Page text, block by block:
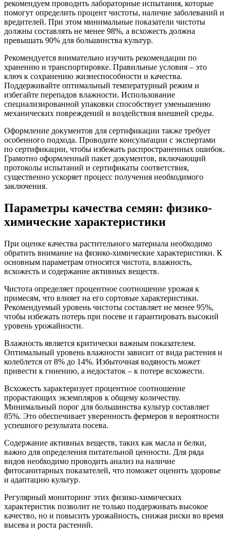
рекомендуем проводить лабораторные испытания, которые
помогут определить процент чистоты, наличие заболеваний и
вредителей. При этом минимальные показатели чистоты
должны составлять не менее 98%, а всхожесть должна
превышать 90% для большинства культур.
Рекомендуется внимательно изучить рекомендации по
хранению и транспортировке. Правильные условия – это
ключ к сохранению жизнеспособности и качества.
Поддерживайте оптимальный температурный режим и
избегайте перепадов влажности. Использование
специализированной упаковки способствует уменьшению
механических повреждений и воздействия внешней среды.
Оформление документов для сертификации также требует
особенного подхода. Проводите консультации с экспертами
по сертификации, чтобы избежать распространенных ошибок.
Грамотно оформленный пакет документов, включающий
протоколы испытаний и сертификаты соответствия,
существенно ускоряет процесс получения необходимого
заключения.
Параметры качества семян: физико-
химические характеристики
При оценке качества растительного материала необходимо
обратить внимание на физико-химические характеристики. К
основным параметрам относятся чистота, влажность,
всхожесть и содержание активных веществ.
Чистота определяет процентное соотношение урожая к
примесям, что влияет на его сортовые характеристики.
Рекомендуемый уровень чистоты составляет не менее 95%,
чтобы избежать потерь при посеве и гарантировать высокий
уровень урожайности.
Влажность является критически важным показателем.
Оптимальный уровень влажности зависит от вида растения и
колеблется от 8% до 14%. Избыточная водяность может
привести к гниению, а недостаток – к потере всхожести.
Всхожесть характеризует процентное соотношение
прорастающих экземпляров к общему количеству.
Минимальный порог для большинства культур составляет
85%. Это обеспечивает уверенность фермеров в вероятности
успешного результата посева.
Содержание активных веществ, таких как масла и белки,
важно для определения питательной ценности. Для ряда
видов необходимо проводить анализ на наличие
фитосанитарных показателей, что поможет оценить здоровье
и адаптацию культур.
Регулярный мониторинг этих физико-химических
характеристик позволит не только поддерживать высокое
качество, но и повысить урожайность, снижая риски во время
высева и роста растений.